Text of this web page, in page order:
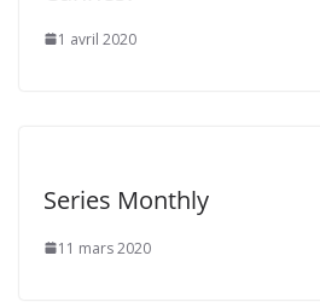
1 avril 2020
Series Monthly
11 mars 2020